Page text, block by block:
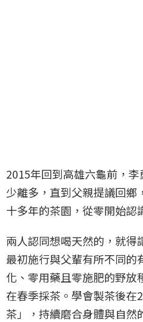
2015年回到高雄六龜前，
少離多，直到父親提議回鄉
十多年的茶園，從零開始認
兩人認同想喝天然的，就得
最初施行與父輩有所不同的
化、零用藥且零施肥的野放
在春季採茶。學會製茶後在
茶」，持續磨合身體與自然